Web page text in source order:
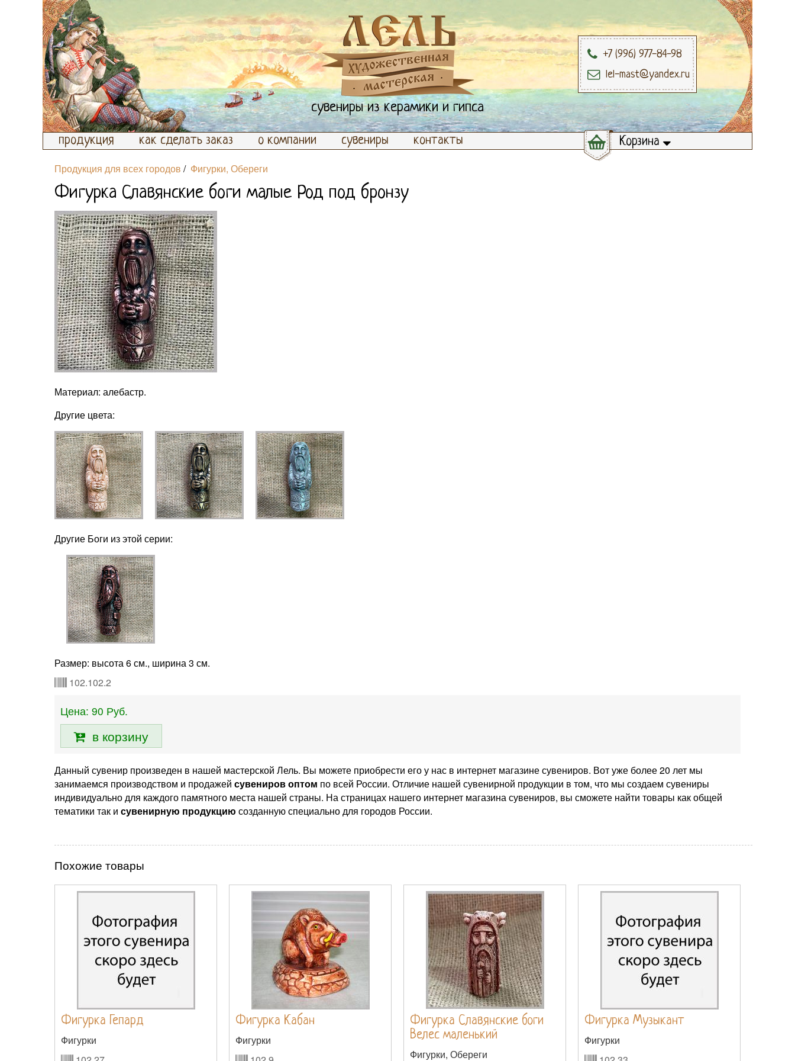
сувениры из керамики и гипса
+7 (996) 977-84-98
lel-mast@yandex.ru
продукция как сделать заказ о компании сувениры контакты
Корзина
Продукция для всех городов / Фигурки, Обереги
Фигурка Славянские боги малые Род под бронзу
Материал: алебастр.
Другие цвета:
Другие Боги из этой серии:
Размер: высота 6 см., ширина 3 см.
102.102.2
Цена: 90 Руб.
в корзину
Данный сувенир произведен в нашей мастерской Лель. Вы можете приобрести его у нас в интернет магазине сувениров. Вот уже более 20 лет мы
занимаемся производством и продажей сувениров оптом по всей России. Отличие нашей сувенирной продукции в том, что мы создаем сувениры
индивидуально для каждого памятного места нашей страны. На страницах нашего интернет магазина сувениров, вы сможете найти товары как общей
тематики так и сувенирную продукцию созданную специально для городов России.
Похожие товары
Фигурка Гепард
Фигурки
Фигурка Кабан
Фигурки
Фигурка Славянские боги
Велес маленький
Фигурки, Обереги
Фигурка Музыкант
Фигурки